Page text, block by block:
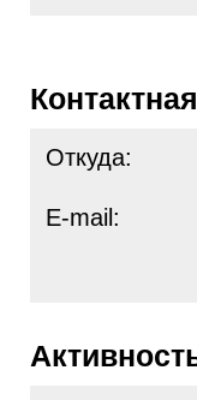
Откуда:
E-mail: